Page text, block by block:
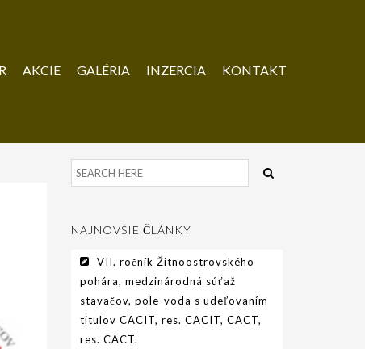
AKCIE GALÉRIA INZERCIA KONTAKT
NAJNOVŠIE ČLÁNKY
VII. ročník Žitnoostrovského
pohára, medzinárodná súťaž
stavačov, pole-voda s udeľovaním
titulov CACIT, res. CACIT, CACT,
res. CACT.